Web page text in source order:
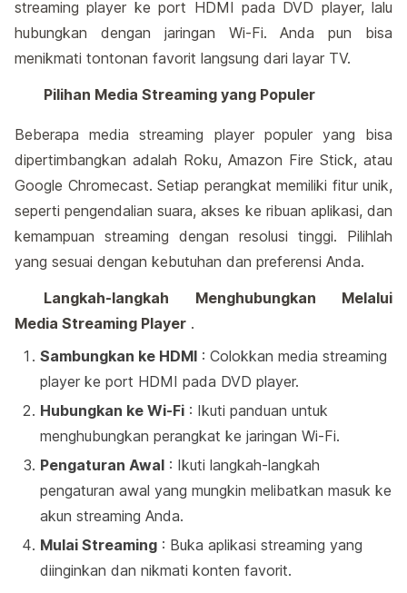
streaming player ke port HDMI pada DVD player, lalu
hubungkan dengan jaringan Wi-Fi. Anda pun bisa
menikmati tontonan favorit langsung dari layar TV.
Pilihan Media Streaming yang Populer
Beberapa media streaming player populer yang bisa
dipertimbangkan adalah Roku, Amazon Fire Stick, atau
Google Chromecast. Setiap perangkat memiliki fitur unik,
seperti pengendalian suara, akses ke ribuan aplikasi, dan
kemampuan streaming dengan resolusi tinggi. Pilihlah
yang sesuai dengan kebutuhan dan preferensi Anda.
Langkah-langkah Menghubungkan Melalui
Media Streaming Player .
Sambungkan ke HDMI : Colokkan media streaming
player ke port HDMI pada DVD player.
Hubungkan ke Wi-Fi : Ikuti panduan untuk
menghubungkan perangkat ke jaringan Wi-Fi.
Pengaturan Awal : Ikuti langkah-langkah
pengaturan awal yang mungkin melibatkan masuk ke
akun streaming Anda.
Mulai Streaming : Buka aplikasi streaming yang
diinginkan dan nikmati konten favorit.